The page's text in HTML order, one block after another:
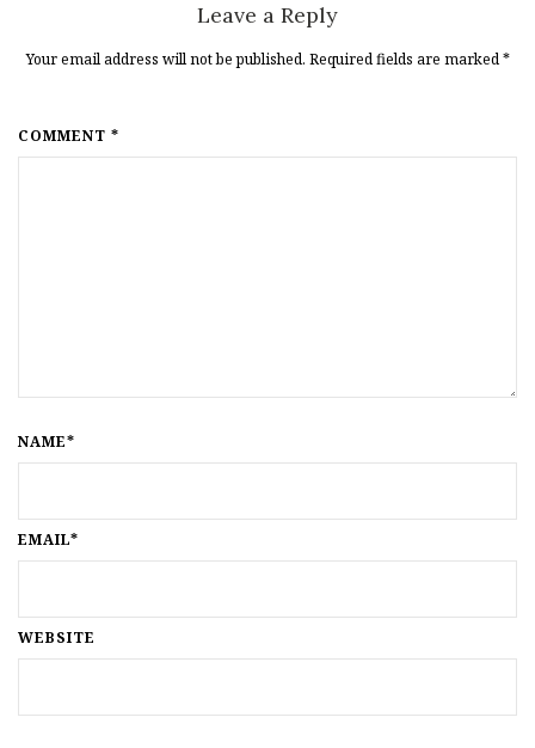
Leave a Reply
Your email address will not be published. Required fields are marked*
COMMENT *
NAME*
EMAIL*
WEBSITE